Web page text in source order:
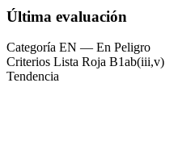
Última evaluación
Categoría EN — En Peligro
Criterios Lista Roja B1ab(iii,v)
Tendencia